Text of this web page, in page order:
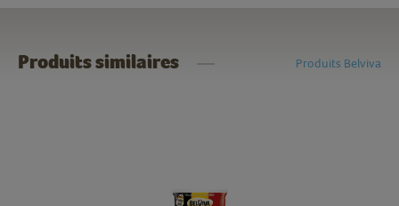
Produits similaires Produits Belviva